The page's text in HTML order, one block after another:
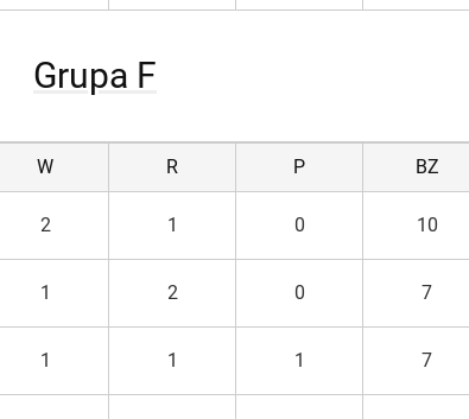
Grupa F
W R P BZ
2 1 0 10
1 2 0 7
1 1 1 7